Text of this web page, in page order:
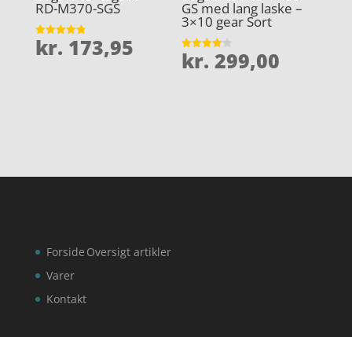
RD-M370-SGS
Vurderet
4.8
kr. 173,95
GS med lang laske –
3×10 gear Sort
Vurderet
4.1
kr. 299,00
Forside
Varer
Kontakt
Oversigt artikler